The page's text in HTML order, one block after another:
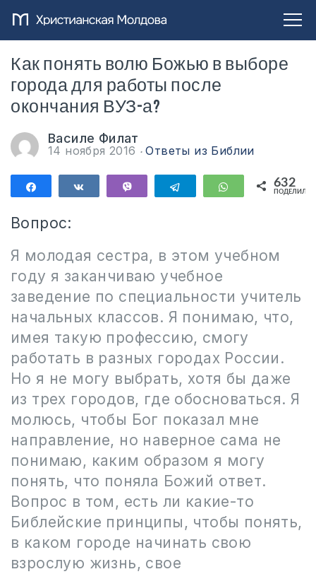
Как понять волю Божью в выборе
города для работы после
окончания ВУЗ-а?
Василе Филат
14 ноября 2016 Ответы из Библии
ПоделитьсяПоделиться Telegram WhatsApp
632
Вопрос:
Я молодая сестра, в этом учебном
году я заканчиваю учебное
заведение по специальности учитель
начальных классов. Я понимаю, что,
имея такую профессию, смогу
работать в разных городах России.
Но я не могу выбрать, хотя бы даже
из трех городов, где обосноваться. Я
молюсь, чтобы Бог показал мне
направление, но наверное сама не
понимаю, каким образом я могу
понять, что поняла Божий ответ.
Вопрос в том, есть ли какие-то
Библейские принципы, чтобы понять,
в каком городе начинать свою
взрослую жизнь, свое